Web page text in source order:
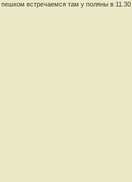
пешком встречаемся там у поляны в 11.30